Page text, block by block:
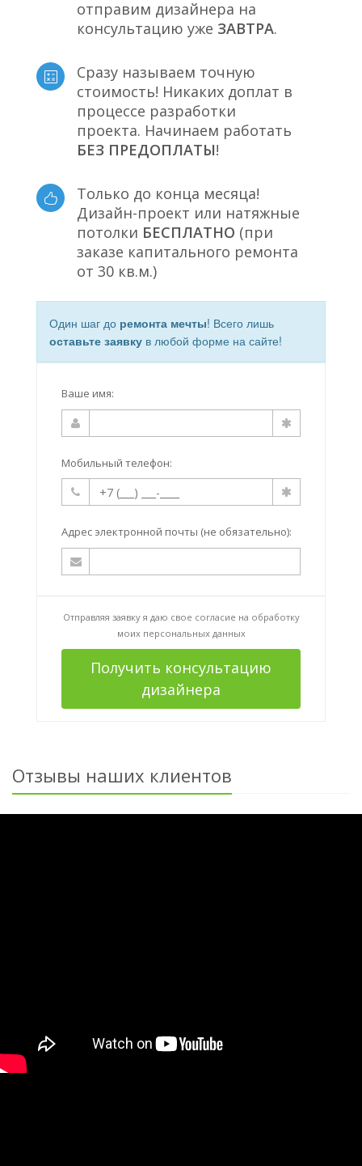
отправим дизайнера на
консультацию уже ЗАВТРА.
Сразу называем точную
стоимость! Никаких доплат в
процессе разработки
проекта. Начинаем работать
БЕЗ ПРЕДОПЛАТЫ!
Только до конца месяца!
Дизайн-проект или натяжные
потолки БЕСПЛАТНО (при
заказе капитального ремонта
от 30 кв.м.)
Один шаг до ремонта мечты! Всего лишь
оставьте заявку в любой форме на сайте!
Ваше имя:
Мобильный телефон:
Адрес электронной почты (не обязательно):
Отправляя заявку я даю свое согласие на обработку
моих персональных данных
Получить консультацию
дизайнера
Отзывы наших клиентов